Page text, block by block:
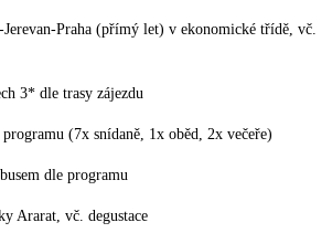
Jerevan-Praha (přímý let) v ekonomické třídě, vč.
3* dle trasy zájezdu
(7x snídaně, 1x oběd, 2x večeře)
dle programu
Ararat, vč. degustace